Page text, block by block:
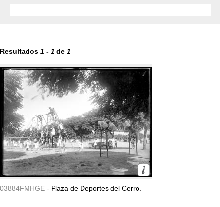
Resultados 1 - 1 de 1
03884FMHGE - Plaza de Deportes del Cerro.